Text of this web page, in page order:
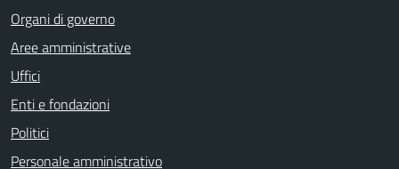
Organi di governo
Aree amministrative
Uffici
Enti e fondazioni
Politici
Personale amministrativo